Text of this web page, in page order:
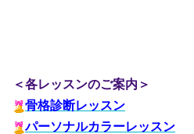
＜各レッスンのご案内＞
骨格診断レッスン
パーソナルカラーレッスン